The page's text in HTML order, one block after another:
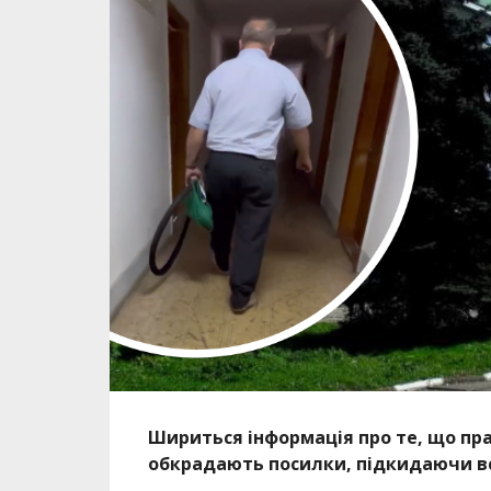
Шириться інформація про те, що
обкрадають посилки, підкидаючи